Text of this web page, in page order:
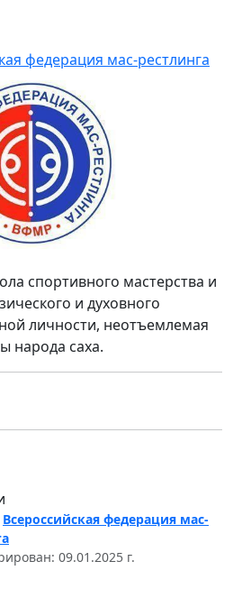
федерация мас-рестлинга
спортивного мастерства и
и духовного
личности, неотъемлемая
народа саха.
Всероссийская федерация мас-
09.01.2025 г.